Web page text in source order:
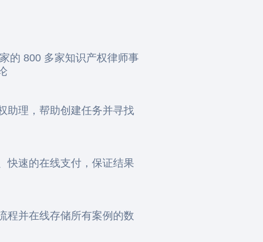
的 800 多家知识产权律师事
助理，帮助创建任务并寻找
快速的在线支付，保证结果
程并在线存储所有案例的数